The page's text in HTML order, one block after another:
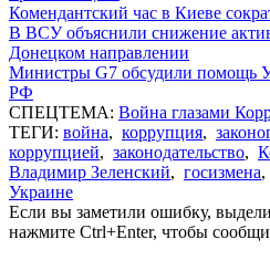
Комендантский час в Киеве
В ВСУ объяснили снижение
Донецком направлении
Министры G7 обсудили помощь
РФ
СПЕЦТЕМА: Война глазами
ТЕГИ: война, коррупция,
коррупцией, законодательство,
Владимир Зеленский, госизмена,
Украине
Если вы заметили ошибку,
нажмите Ctrl+Enter, чтобы